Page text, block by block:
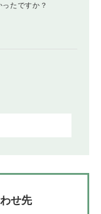
たですか？
せ先